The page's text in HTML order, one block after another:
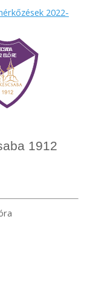
2022-
1912